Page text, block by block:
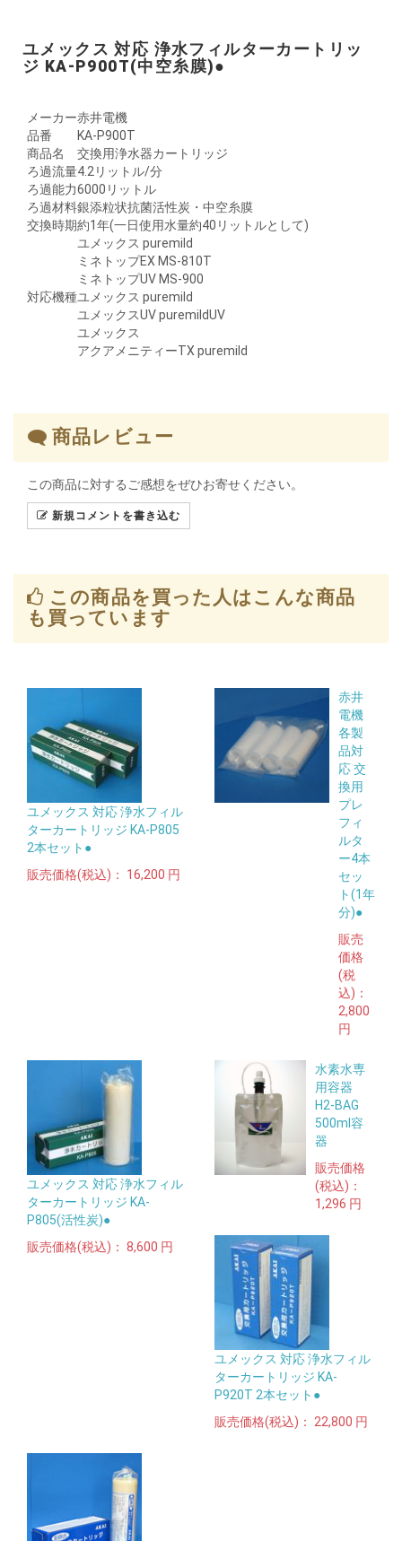
ユメックス 対応 浄水フィルターカートリッ
ジ KA-P900T(中空糸膜)●
メーカー赤井電機
品番
KA-P900T
商品名
交換用浄水器カートリッジ
ろ過流量4.2リットル/分
ろ過能力6000リットル
ろ過材料銀添粒状抗菌活性炭・中空糸膜
交換時期約1年(一日使用水量約40リットルとして)
対応機種
ユメックス puremild
ミネトップEX MS-810T
ミネトップUV MS-900
ユメックス puremild
ユメックスUV puremildUV
ユメックス
アクアメニティーTX puremild
商品レビュー
この商品に対するご感想をぜひお寄せください。
新規コメントを書き込む
この商品を買った人はこんな商品
も買っています
ユメックス 対応 浄水フィル
ターカートリッジ KA-P805
2本セット●
販売価格(税込)：
16,200 円
赤井
電機
各製
品対
応 交
換用
プレ
フィ
ルタ
ー4本
セッ
ト(1年
分)●
販売
価格
(税
込)：
2,800
円
ユメックス 対応 浄水フィル
ターカートリッジ KA-
P805(活性炭)●
販売価格(税込)： 8,600 円
水素水専
用容器
H2-BAG
500ml容
器
販売価格
(税込)：
1,296 円
ユメックス 対応 浄水フィル
ターカートリッジ KA-
P920T 2本セット●
販売価格(税込)：
22,800 円